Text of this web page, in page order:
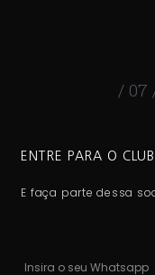
/ 07
ENTRE PARA O CLUB
E faça parte dessa